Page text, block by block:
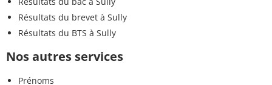
Résultats du brevet à Sully
Résultats du BTS à Sully
Nos autres services
Prénoms